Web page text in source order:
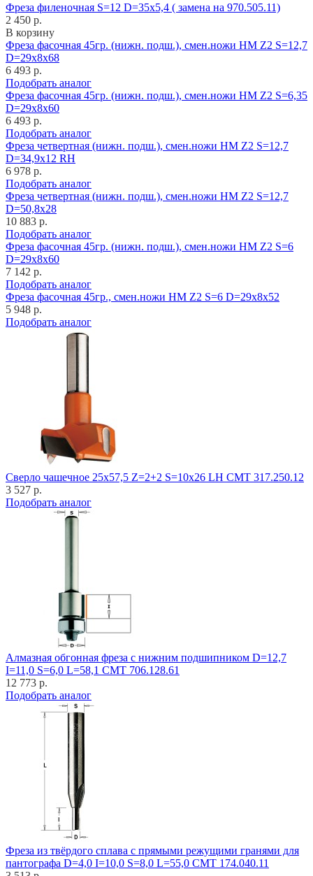
Фреза филеночная S=12 D=35x5,4 ( замена на 970.505.11)
2 450 р.
В корзину
Фреза фасочная 45гр. (нижн. подш.), смен.ножи HM Z2 S=12,7
D=29x8x68
6 493 р.
Подобрать аналог
Фреза фасочная 45гр. (нижн. подш.), смен.ножи HM Z2 S=6,35
D=29x8x60
6 493 р.
Подобрать аналог
Фреза четвертная (нижн. подш.), смен.ножи HM Z2 S=12,7
D=34,9x12 RH
6 978 р.
Подобрать аналог
Фреза четвертная (нижн. подш.), смен.ножи HM Z2 S=12,7
D=50,8x28
10 883 р.
Подобрать аналог
Фреза фасочная 45гр. (нижн. подш.), смен.ножи HM Z2 S=6
D=29x8x60
7 142 р.
Подобрать аналог
Фреза фасочная 45гр., смен.ножи HM Z2 S=6 D=29x8x52
5 948 р.
Подобрать аналог
Cверло чашечное 25x57,5 Z=2+2 S=10x26 LH CMT 317.250.12
3 527 р.
Подобрать аналог
Алмазная обгонная фреза с нижним подшипником D=12,7
I=11,0 S=6,0 L=58,1 CMT 706.128.61
12 773 р.
Подобрать аналог
Фреза из твёрдого сплава с прямыми режущими гранями для
пантографа D=4,0 I=10,0 S=8,0 L=55,0 CMT 174.040.11